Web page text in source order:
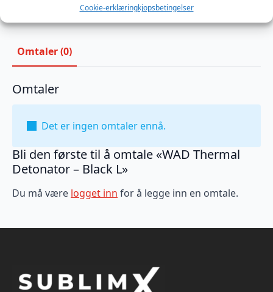
Cookie-erklæringkjopsbetingelser
Omtaler (0)
Omtaler
Det er ingen omtaler ennå.
Bli den første til å omtale «WAD Thermal
Detonator – Black L»
Du må være logget inn for å legge inn en omtale.